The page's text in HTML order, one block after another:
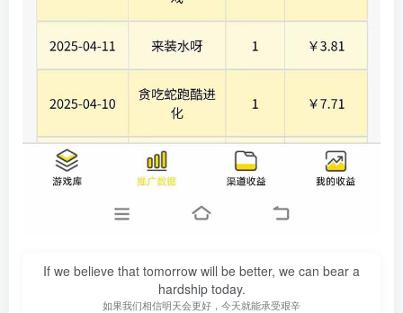
If we believe that tomorrow will be better, we can bear a
hardship today.
如果我们相信明天会更好，今天就能承受艰辛